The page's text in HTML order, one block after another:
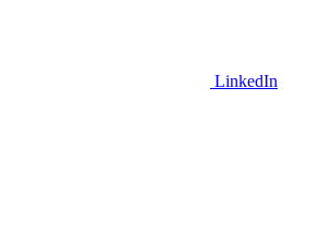
LinkedIn